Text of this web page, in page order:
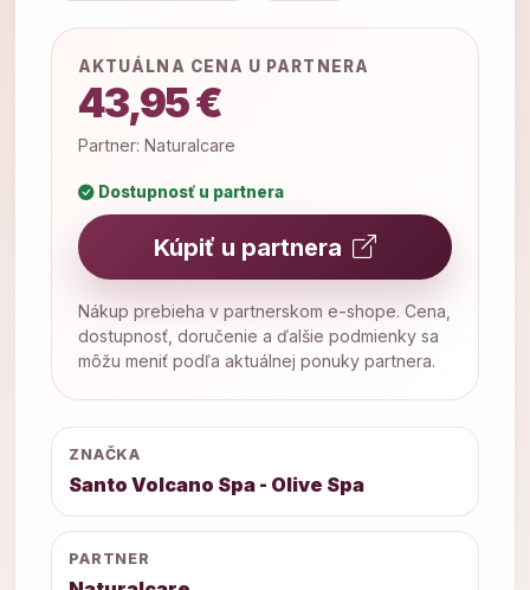
AKTUÁLNA CENA U PARTNERA
43,95 €
Partner: Naturalcare
Dostupnosť u partnera
Kúpiť u partnera
Nákup prebieha v partnerskom e-shope. Cena,
dostupnosť, doručenie a ďalšie podmienky sa
môžu meniť podľa aktuálnej ponuky partnera.
ZNAČKA
Santo Volcano Spa - Olive Spa
PARTNER